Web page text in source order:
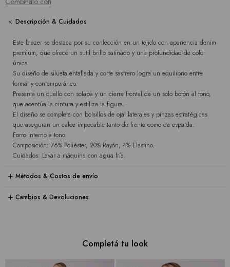
Descripción & Cuidados
Este blazer se destaca por su confección en un tejido con apariencia denim
premium, que ofrece un sutil brillo satinado y una profundidad de color
única.
Su diseño de silueta entallada y corte sastrero logra un equilibrio entre
formal y contemporáneo.
Presenta un cuello con solapa y un cierre frontal de un solo botón al tono,
que acentúa la cintura y estiliza la figura.
El diseño se completa con bolsillos de ojal laterales y pinzas estratégicas
que aseguran un calce impecable tanto de frente como de espalda.
Forro interno a tono.
Composición: 76% Poliéster, 20% Rayón, 4% Elastino.
Cuidados: Lavar a máquina con agua fría.
Métodos & Costos de envío
Cambios & Devoluciones
Completá tu look